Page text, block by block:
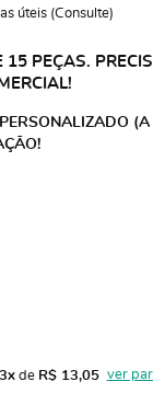
úteis (Consulte)
PEÇAS.
3x de R$ 13,05 ver